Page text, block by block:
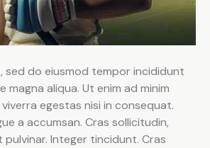
magna aliqua. Ut enim ad minim
egestas nisi in consequat.
a accumsan. Cras sollicitudin,
Integer tincidunt. Cras